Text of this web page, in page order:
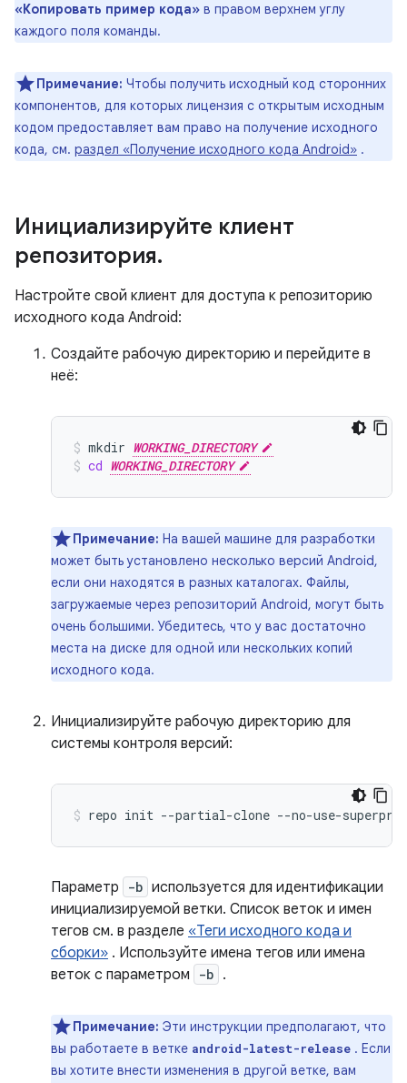
«Копировать пример кода» в правом верхнем углу
каждого поля команды.
Примечание: Чтобы получить исходный код сторонних
компонентов, для которых лицензия с открытым исходным
кодом предоставляет вам право на получение исходного
кода, см. раздел «Получение исходного кода Android» .
Инициализируйте клиент
репозитория.
Настройте свой клиент для доступа к репозиторию
исходного кода Android:
Создайте рабочую директорию и перейдите в
неё:
mkdir WORKING_DIRECTORY
cd WORKING_DIRECTORY
Примечание: На вашей машине для разработки
может быть установлено несколько версий Android,
если они находятся в разных каталогах. Файлы,
загружаемые через репозиторий Android, могут быть
очень большими. Убедитесь, что у вас достаточно
места на диске для одной или нескольких копий
исходного кода.
Инициализируйте рабочую директорию для
системы контроля версий:
repo init --partial-clone --no-use-
Параметр -b используется для идентификации
инициализируемой ветки. Список веток и имен
тегов см. в разделе «Теги исходного кода и
сборки» . Используйте имена тегов или имена
веток с параметром
-b .
Примечание: Эти инструкции предполагают, что
вы работаете в ветке android-latest-release . Если
вы хотите внести изменения в другой ветке, вам